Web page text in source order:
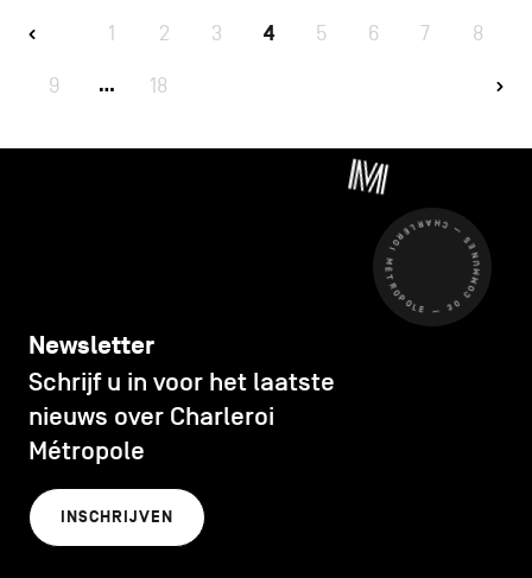
1 2 3 4 5 6 7 8
9 … 18
CHARLEROI MÉTROPOLE — 30 COMMUNES —
Newsletter
Schrijf u in voor het laatste
nieuws over Charleroi
Métropole
INSCHRIJVEN